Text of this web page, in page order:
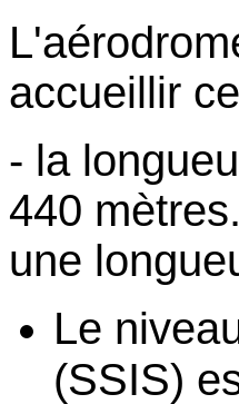
accueillir
- la
440
une
Le
(SSIS)